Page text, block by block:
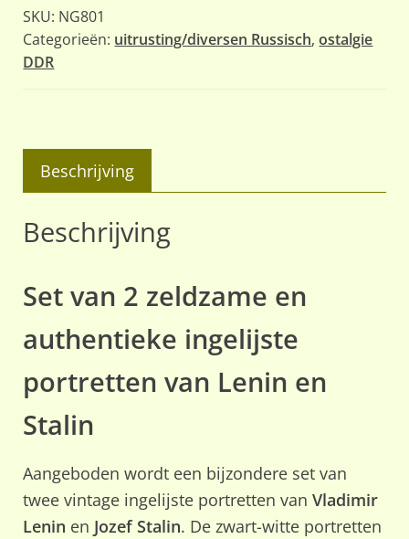
en
Stalin
aantal
SKU: NG801
Categorieën: uitrusting/diversen Russisch,ostalgie
DDR
Beschrijving
Beschrijving
Set van 2 zeldzame en
authentieke ingelijste
portretten van Lenin en
Stalin
Aangeboden wordt een bijzondere set van
twee vintage ingelijste portretten vanVladimir
Lenin en Jozef Stalin. De zwart-witte portretten